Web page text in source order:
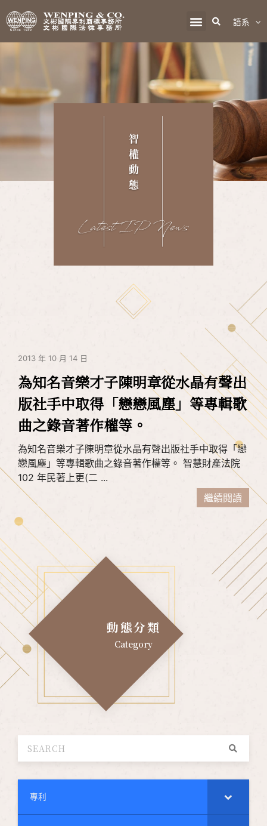
語系
智
權
動
態
動態分類
Category
專利
2013 年 10 月 14 日
為知名音樂才子陳明章從水晶有聲出
版社手中取得「戀戀風塵」等專輯歌
曲之錄音著作權等。
為知名音樂才子陳明章從水晶有聲出版社手中取得「戀
戀風塵」等專輯歌曲之錄音著作權等。 智慧財產法院
102 年民著上更(二 ...
繼續閱讀